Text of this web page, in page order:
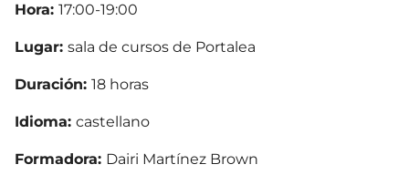
Hora: 17:00-19:00
Lugar: sala de cursos de Portalea
Duración: 18 horas
Idioma: castellano
Formadora: Dairi Martínez Brown